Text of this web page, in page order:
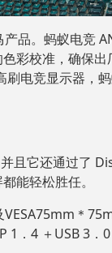
品。蚂蚁电竞
彩校准，确保
电竞显示器，
且它还通过了
能轻松胜任。
＊
．4 ＋USB 3．0